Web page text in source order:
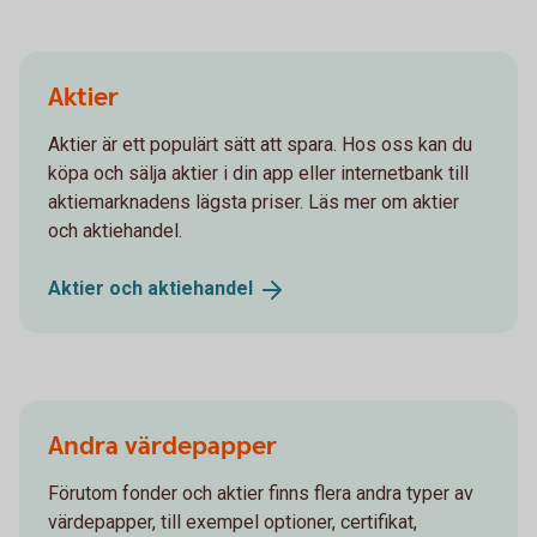
Aktier
Aktier är ett populärt sätt att spara. Hos oss kan du
köpa och sälja aktier i din app eller internetbank till
aktiemarknadens lägsta priser. Läs mer om aktier
och aktiehandel.
Aktier och aktiehandel
Andra värdepapper
Förutom fonder och aktier finns flera andra typer av
värdepapper, till exempel optioner, certifikat,